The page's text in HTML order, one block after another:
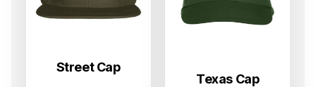
Street Cap
Texas Cap